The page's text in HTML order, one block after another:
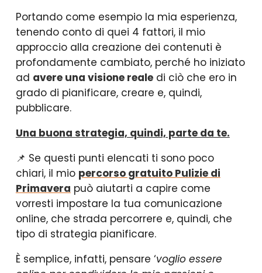
Portando come esempio la mia esperienza,
tenendo conto di quei 4 fattori, il mio
approccio alla creazione dei contenuti è
profondamente cambiato, perché ho iniziato
ad avere una visione realedi ciò che ero in
grado di pianificare, creare e, quindi,
pubblicare.
Una buona strategia, quindi, parte da te.
📌 Se questi punti elencati ti sono poco
chiari, il mio percorso gratuito Pulizie di
Primavera può aiutarti a capire come
vorresti impostare la tua comunicazione
online, che strada percorrere e, quindi, che
tipo di strategia pianificare.
È semplice, infatti, pensare ‘voglio essere